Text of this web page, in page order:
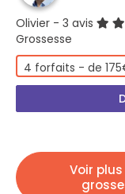
Olivier - 3 avis
Grossesse
4 forfaits - de
Voir